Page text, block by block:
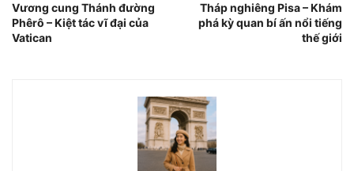
Vương cung Thánh đường
Phêrô – Kiệt tác vĩ đại của
Vatican
Tháp nghiêng Pisa – Khám
phá kỳ quan bí ấn nổi tiếng
thế giới